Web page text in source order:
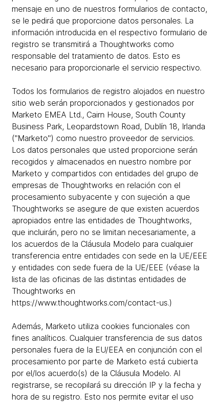
mensaje en uno de nuestros formularios de contacto,
se le pedirá que proporcione datos personales. La
información introducida en el respectivo formulario de
registro se transmitirá a Thoughtworks como
responsable del tratamiento de datos. Esto es
necesario para proporcionarle el servicio respectivo.
Todos los formularios de registro alojados en nuestro
sitio web serán proporcionados y gestionados por
Marketo EMEA Ltd., Cairn House, South County
Business Park, Leopardstown Road, Dublín 18, Irlanda
("Marketo") como nuestro proveedor de servicios.
Los datos personales que usted proporcione serán
recogidos y almacenados en nuestro nombre por
Marketo y compartidos con entidades del grupo de
empresas de Thoughtworks en relación con el
procesamiento subyacente y con sujeción a que
Thoughtworks se asegure de que existen acuerdos
apropiados entre las entidades de Thoughtworks,
que incluirán, pero no se limitan necesariamente, a
los acuerdos de la Cláusula Modelo para cualquier
transferencia entre entidades con sede en la UE/EEE
y entidades con sede fuera de la UE/EEE (véase la
lista de las oficinas de las distintas entidades de
Thoughtworks en
https://www.thoughtworks.com/contact-us.)
Además, Marketo utiliza cookies funcionales con
fines analíticos. Cualquier transferencia de sus datos
personales fuera de la EU/EEA en conjunción con el
procesamiento por parte de Marketo está cubierta
por el/los acuerdo(s) de la Cláusula Modelo. Al
registrarse, se recopilará su dirección IP y la fecha y
hora de su registro. Esto nos permite evitar el uso